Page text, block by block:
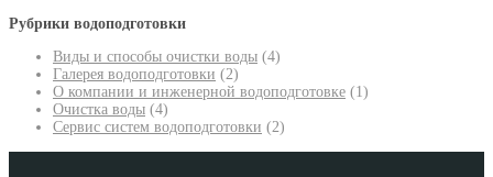
Рубрики водоподготовки
Виды и способы очистки воды (4)
Галерея водоподготовки (2)
О компании и инженерной водоподготовке (1)
Очистка воды (4)
Сервис систем водоподготовки (2)